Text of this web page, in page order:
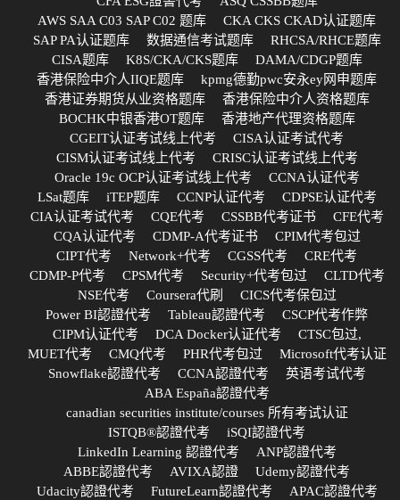
AWS SAA C03 SAP C02 题库
CKA CKS CKAD认证题库
SAP PA认证题库
数据通信考试题库
RHCSA/RHCE题库
CISA题库
K8S/CKA/CKS题库
DAMA/CDGP题库
香港保险中介人IIQE题库
kpmg德勤pwc安永ey网申题库
香港证券期货从业资格题库
香港保险中介人资格题库
BOCHK中银香港OT题库
香港地产代理资格题库
CGEIT认证考试线上代考
CISA认证考试代考
CISM认证考试线上代考
CRISC认证考试线上代考
Oracle 19c OCP认证考试线上代考
CCNA认证代考
LSat题库
iTEP题库 CCNP认证代考
CDPSE认证代考
CIA认证考试代考
CQE代考 CSSBB代考证书
CFE代考
CQA认证代考
CDMP-A代考证书
CPIM代考包过
CIPT代考
Network+代考 CGSS代考
CRE代考
CDMP-P代考
CPSM代考 Security+代考包过
CLTD代考
NSE代考
Coursera代刷
CICS代考保包过
Power BI認證代考
Tableau認證代考
CSCP代考作弊
CIPM认证代考
DCA Docker认证代考
CTSC包过,
MUET代考
CMQ代考 PHR代考包过
Microsoft代考认证
Snowflake認證代考
CCNA認證代考
英语考试代考
ABA España認證代考
canadian securities institute/courses 所有考试认证
ISTQB®認證代考
iSQI認證代考
LinkedIn Learning 認證代考
ANP認證代考
ABBE認證代考
AVIXA認證
Udemy認證代考
Udacity認證代考
FutureLearn認證代考
APAC認證代考